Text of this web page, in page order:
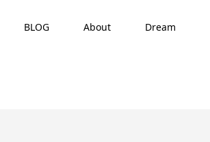
BLOG About Dream